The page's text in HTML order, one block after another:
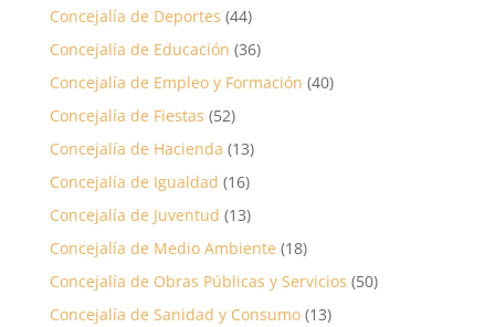
Concejalía de Deportes (44)
Concejalía de Educación (36)
Concejalía de Empleo y Formación (40)
Concejalía de Fiestas (52)
Concejalía de Hacienda (13)
Concejalía de Igualdad (16)
Concejalía de Juventud (13)
Concejalía de Medio Ambiente (18)
Concejalía de Obras Públicas y Servicios (50)
Concejalía de Sanidad y Consumo(13)